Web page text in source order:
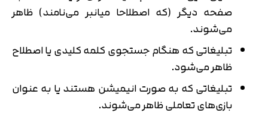
صفحه دیگر (که اصطلاحا میانبر می‌نامند) ظاهر
می‌شوند.
تبلیغاتی که هنگام جستجوی کلمه کلیدی یا اصطلاح
ظاهر می‌شود.
تبلیغاتی که به صورت انیمیشن هستند یا به عنوان
بازی‌های تعاملی ظاهر می‌شوند.